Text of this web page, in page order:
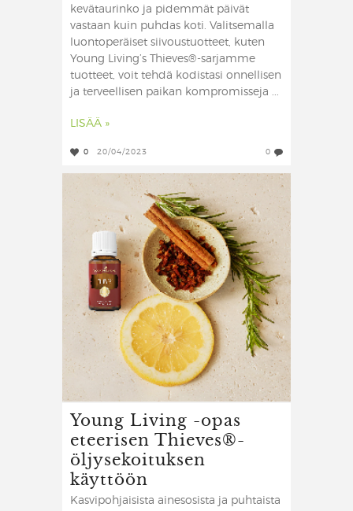
kevätaurinko ja pidemmät päivät
vastaan kuin puhdas koti. Valitsemalla
luontoperäiset siivoustuotteet, kuten
Young Living’s Thieves®-sarjamme
tuotteet, voit tehdä kodistasi onnellisen
ja terveellisen paikan kompromisseja ...
LISÄÄ »
0 20/04/2023 0
Young Living -opas
eteerisen Thieves®-
öljysekoituksen
käyttöön
Kasvipohjaisista ainesosista ja puhtaista